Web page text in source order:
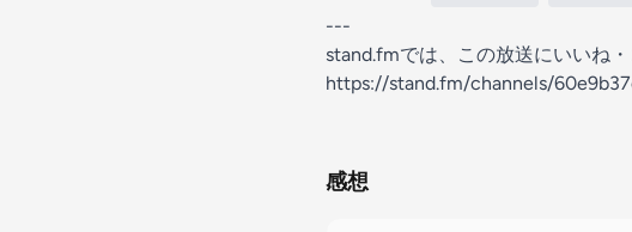
---
stand.fmでは、この放送にいいね
https://stand.fm/channels/
感想